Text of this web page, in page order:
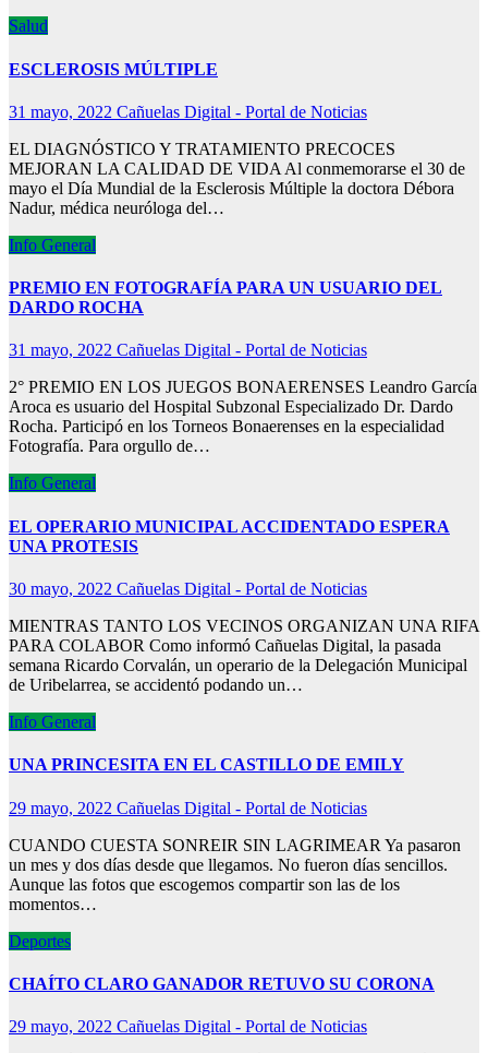
Salud
ESCLEROSIS MÚLTIPLE
31 mayo, 2022 Cañuelas Digital - Portal de Noticias
EL DIAGNÓSTICO Y TRATAMIENTO PRECOCES
MEJORAN LA CALIDAD DE VIDA Al conmemorarse el 30 de
mayo el Día Mundial de la Esclerosis Múltiple la doctora Débora
Nadur, médica neuróloga del…
Info General
PREMIO EN FOTOGRAFÍA PARA UN USUARIO DEL
DARDO ROCHA
31 mayo, 2022 Cañuelas Digital - Portal de Noticias
2° PREMIO EN LOS JUEGOS BONAERENSES Leandro García
Aroca es usuario del Hospital Subzonal Especializado Dr. Dardo
Rocha. Participó en los Torneos Bonaerenses en la especialidad
Fotografía. Para orgullo de…
Info General
EL OPERARIO MUNICIPAL ACCIDENTADO ESPERA
UNA PROTESIS
30 mayo, 2022 Cañuelas Digital - Portal de Noticias
MIENTRAS TANTO LOS VECINOS ORGANIZAN UNA RIFA
PARA COLABOR Como informó Cañuelas Digital, la pasada
semana Ricardo Corvalán, un operario de la Delegación Municipal
de Uribelarrea, se accidentó podando un…
Info General
UNA PRINCESITA EN EL CASTILLO DE EMILY
29 mayo, 2022 Cañuelas Digital - Portal de Noticias
CUANDO CUESTA SONREIR SIN LAGRIMEAR Ya pasaron
un mes y dos días desde que llegamos. No fueron días sencillos.
Aunque las fotos que escogemos compartir son las de los
momentos…
Deportes
CHAÍTO CLARO GANADOR RETUVO SU CORONA
29 mayo, 2022 Cañuelas Digital - Portal de Noticias